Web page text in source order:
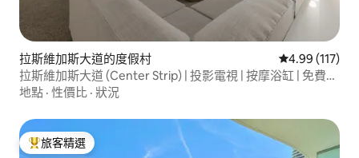
拉斯維加斯大道的度假村 從 117 則評價
4.99 (117)
拉斯維加斯大道 (Center Strip) | 投影電視 | 按摩浴缸 | 免費停
車
地點 · 性價比 · 狀況
旅客精選榜首
旅客精選